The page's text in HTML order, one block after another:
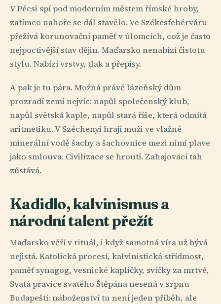
V Pécsi spí pod moderním městem římské hroby,
zatímco nahoře se dál stavělo. Ve Székesfehérváru
přežívá korunovační paměť v úlomcích, což je často
nejpoctivější stav dějin. Maďarsko nenabízí čistotu
stylu. Nabízí vrstvy, tlak a přepisy.
A pak je tu pára. Možná právě lázeňský dům
prozradí zemi nejvíc: napůl společenský klub,
napůl světská kaple, napůl stará říše, která odmítá
aritmetiku. V Széchenyi hrají muži ve vlažné
minerální vodě šachy a šachovnice mezi nimi plave
jako smlouva. Civilizace se hroutí. Zahajovací tah
zůstává.
Kadidlo, kalvinismus a
národní talent přežít
Maďarsko věří v rituál, i když samotná víra už bývá
nejistá. Katolická procesí, kalvinistická střídmost,
paměť synagog, vesnické kapličky, svíčky za mrtvé,
Svatá pravice svatého Štěpána nesená v srpnu
Budapeští: náboženství tu není jeden příběh, ale